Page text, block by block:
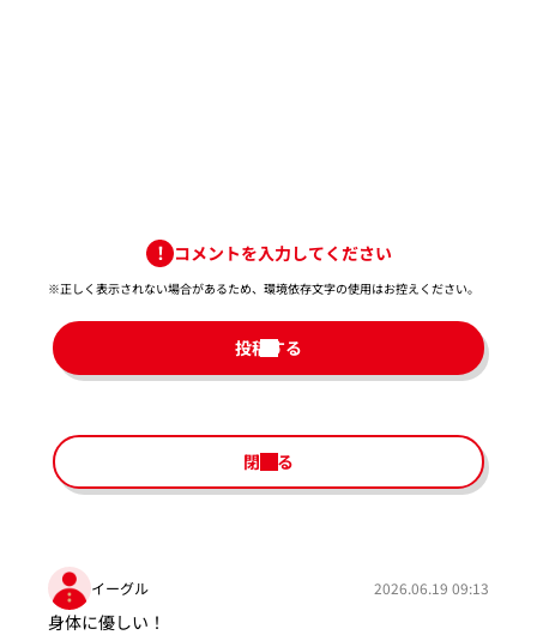
コメントを入力してください
※正しく表示されない場合があるため、環境依存文字の使用はお控えください。​
投稿する
閉じる
イーグル 2026.06.19 09:13
身体に優しい！